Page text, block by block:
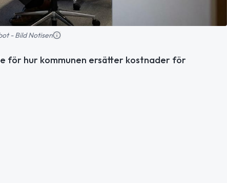
- Bild Notisen
för hur kommunen ersätter kostnader för